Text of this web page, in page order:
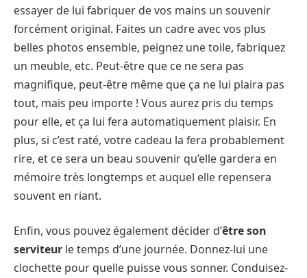
essayer de lui fabriquer de vos mains un souvenir
forcément original. Faites un cadre avec vos plus
belles photos ensemble, peignez une toile, fabriquez
un meuble, etc. Peut-être que ce ne sera pas
magnifique, peut-être même que ça ne lui plaira pas
tout, mais peu importe ! Vous aurez pris du temps
pour elle, et ça lui fera automatiquement plaisir. En
plus, si c’est raté, votre cadeau la fera probablement
rire, et ce sera un beau souvenir qu’elle gardera en
mémoire très longtemps et auquel elle repensera
souvent en riant.
Enfin, vous pouvez également décider d’être son
serviteur le temps d’une journée. Donnez-lui une
clochette pour quelle puisse vous sonner. Conduisez-